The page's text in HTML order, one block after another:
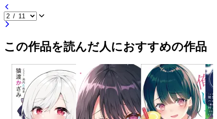
この作品を読んだ人におすすめの作品